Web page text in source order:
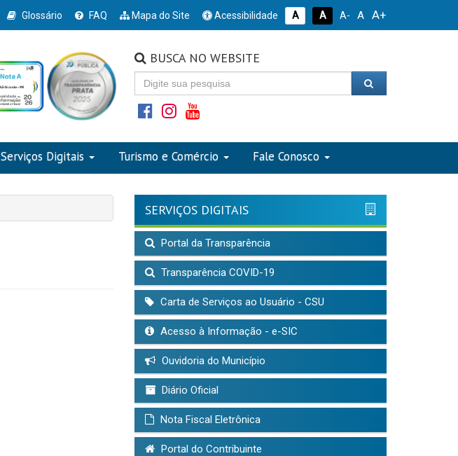
Glossário FAQ Mapa do Site Acessibilidade A A A- A A+
BUSCA NO WEBSITE
Serviços Digitais Turismo e Comércio Fale Conosco
SERVIÇOS DIGITAIS
Portal da Transparência
Transparência COVID-19
Carta de Serviços ao Usuário - CSU
Acesso à Informação - e-SIC
Ouvidoria do Município
Diário Oficial
Nota Fiscal Eletrônica
Portal do Contribuinte